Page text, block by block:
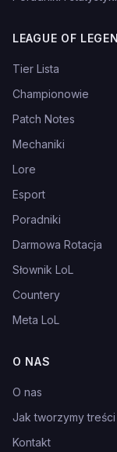
LEAGUE OF
Tier Lista
Championowie
Patch Notes
Mechaniki
Lore
Esport
Poradniki
Darmowa Rotacja
Słownik LoL
Countery
Meta LoL
O NAS
O nas
Jak tworzymy treści
Kontakt